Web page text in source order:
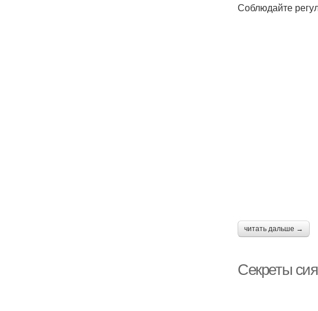
Соблюдайте
читать дальше →
Секреты